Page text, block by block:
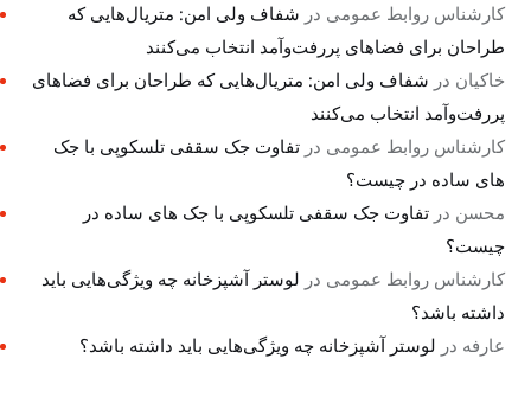
کارشناس روابط عمومی در شفاف ولی امن: متریال‌هایی که
طراحان برای فضاهای پررفت‌وآمد انتخاب می‌کنند
خاکیان در شفاف ولی امن: متریال‌هایی که طراحان برای فضاهای
پررفت‌وآمد انتخاب می‌کنند
کارشناس روابط عمومی درتفاوت جک سقفی تلسکوپی با جک
های ساده در چیست؟
محسن درتفاوت جک سقفی تلسکوپی با جک های ساده در
چیست؟
کارشناس روابط عمومی در لوستر آشپزخانه چه ویژگی‌هایی باید
داشته باشد؟
عارفه در لوستر آشپزخانه چه ویژگی‌هایی باید داشته باشد؟